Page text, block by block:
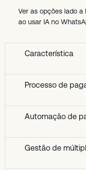
Ver as opções lado
ao usar IA no
Característica
Processo de
Automação de
Gestão de